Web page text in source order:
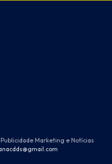
Marketing e Notícias